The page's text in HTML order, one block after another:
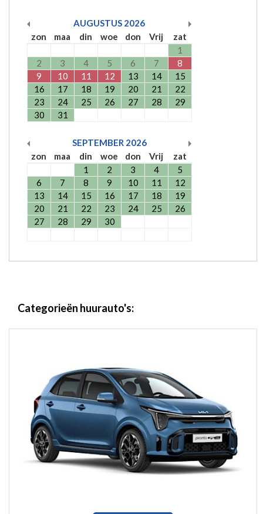
AUGUSTUS 2026
zon
maa din woe don Vrij
zat
1
2
3 4 5 6 7
8
9
10 11 12 13 14
15
16
17 18 19 20 21
22
23
24 25 26 27 28
29
30
31
SEPTEMBER 2026
zon
maa din woe don Vrij
zat
1
2 3 4
5
6
7 8 9 10 11
12
13
14 15 16 17 18
19
20
21 22 23 24 25
26
27
28 29 30
Categorieën huurauto's: